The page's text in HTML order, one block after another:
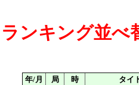
ランキング並
年/月 局 時
タイ